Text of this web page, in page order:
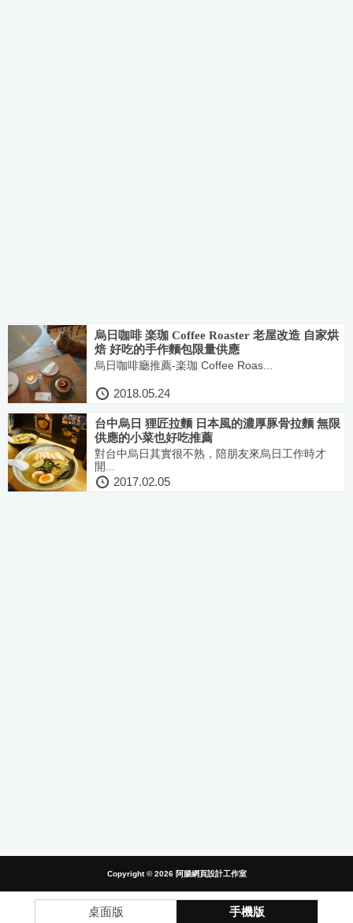
烏日咖啡 楽珈 Coffee Roaster 老屋改造 自家烘
焙 好吃的手作麵包限量供應
烏日咖啡廳推薦-楽珈 Coffee Roas...
2018.05.24
台中烏日 狸匠拉麵 日本風的濃厚豚骨拉麵 無限
供應的小菜也好吃推薦
對台中烏日其實很不熟，陪朋友來烏日工作時才
開...
2017.02.05
Copyright © 2026 阿腸網頁設計工作室
桌面版 手機版